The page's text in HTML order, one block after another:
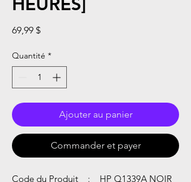
HEURES]
69,99 $Prix
Quantité *
Ajouter au panier
Commander et payer
Code du Produit : HP Q1339A NOIR